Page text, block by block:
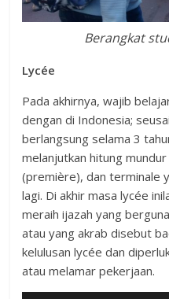
Berangkat
Lycée
Pada akhirnya, wajib
dengan di Indonesia;
berlangsung selama 3
melanjutkan hitung
(première), dan terminale
lagi. Di akhir masa lycée
meraih ijazah yang
atau yang akrab disebut
kelulusan lycée dan
atau melamar pekerjaan.